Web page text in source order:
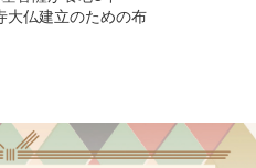
大仏建立のための布